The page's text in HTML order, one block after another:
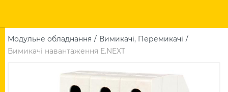
Модульне обладнання
Вимикачі, Перемикачі
Вимикачі навантаження E.NEXT